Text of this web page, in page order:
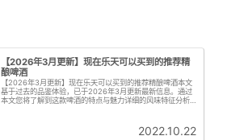
【2026年3月更新】现在乐天可以买到的推荐精
酿啤酒
【2026年3月更新】现在乐天可以买到的推荐精酿啤酒本文
基于过去的品鉴体验，已于2026年3月更新最新信息。通过
本文您将了解到这款啤酒的特点与魅力详细的风味特征分析
2022.10.22